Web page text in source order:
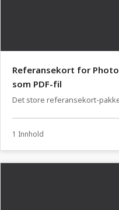
Referansekort for
som PDF-fil
Det store referansekort-
1 Innhold